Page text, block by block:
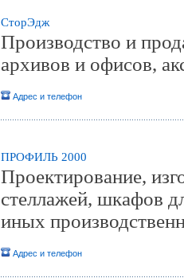
СторЭдж
Производство и
архивов и офисов,
Адрес и телефон
ПРОФИЛЬ 2000
Проектирование,
стеллажей, шкафов
иных
Адрес и телефон